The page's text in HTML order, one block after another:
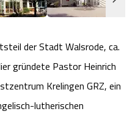
im Winter
Golf
Park
Lüneburg
der Stadt Walsrode, ca.
gründete Pastor Heinrich
Krelingen GRZ, ein
lutherischen